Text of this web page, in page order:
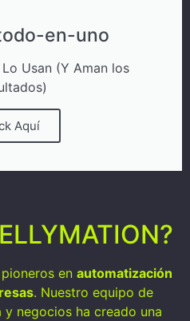
en-uno
Usan (Y Aman los
Aquí
en automatización
. Nuestro equipo de
negocios ha creado una